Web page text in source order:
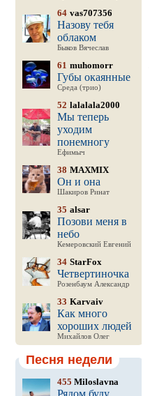
64 vas707356
Назову тебя
облаком
Быков Вячеслав
61 muhomorr
Губы окаянные
Среда (трио)
52 lalalala2000
Мы теперь
уходим
понемногу
Ефимыч
38 MAXMIX
Он и она
Шакиров Ринат
35 alsar
Позови меня в
небо
Кемеровский Евгений
34 StarFox
Четвертиночка
Розенбаум Александр
33 Karvaiv
Как много
хороших людей
Михайлов Олег
Песня недели
455 Miloslavna
Рядом буду